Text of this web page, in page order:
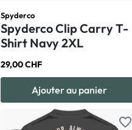
Spyderco
Spyderco Clip Carry T-
Shirt Navy 2XL
29,00 CHF
Ajouter au panier
favorite_border